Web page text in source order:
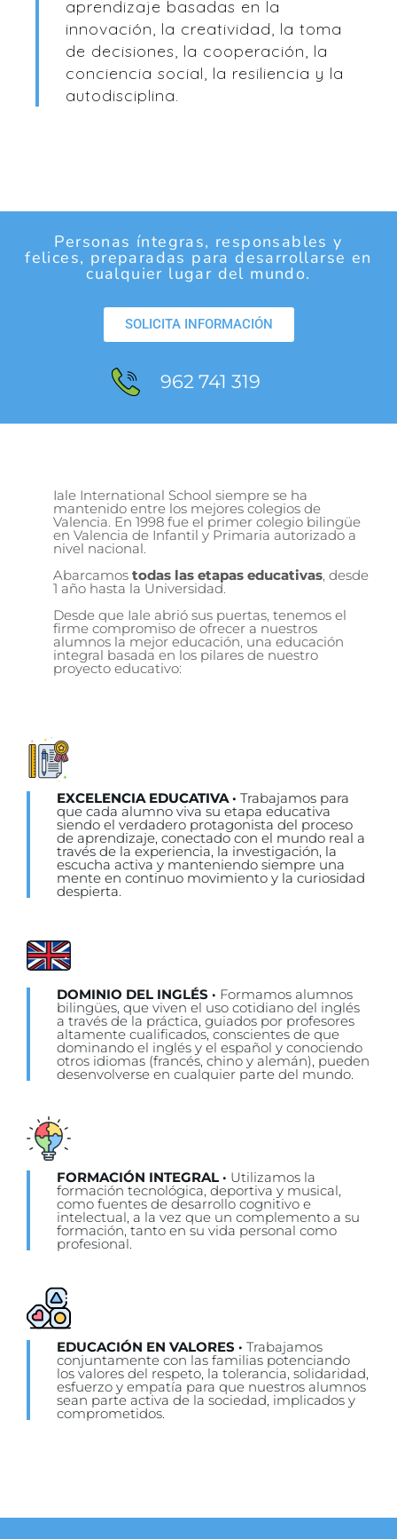
aprendizaje basadas en la
innovación, la creatividad, la toma
de decisiones, la cooperación, la
conciencia social, la resiliencia y la
autodisciplina.
Personas íntegras, responsables y
felices, preparadas para desarrollarse en
cualquier lugar del mundo.
SOLICITA INFORMACIÓN
962 741 319
Iale International School siempre se ha
mantenido entre los mejores colegios de
Valencia. En 1998 fue el primer colegio bilingüe
en Valencia de Infantil y Primaria autorizado a
nivel nacional.
Abarcamos todas las etapas educativas, desde
1 año hasta la Universidad.
Desde que Iale abrió sus puertas, tenemos el
firme compromiso de ofrecer a nuestros
alumnos la mejor educación, una educación
integral basada en los pilares de nuestro
proyecto educativo:
EXCELENCIA EDUCATIVA · Trabajamos para
que cada alumno viva su etapa educativa
siendo el verdadero protagonista del proceso
de aprendizaje, conectado con el mundo real a
través de la experiencia, la investigación, la
escucha activa y manteniendo siempre una
mente en continuo movimiento y la curiosidad
despierta.
DOMINIO DEL INGLÉS · Formamos alumnos
bilingües, que viven el uso cotidiano del inglés
a través de la práctica, guiados por profesores
altamente cualificados, conscientes de que
dominando el inglés y el español y conociendo
otros idiomas (francés, chino y alemán), pueden
desenvolverse en cualquier parte del mundo.
FORMACIÓN INTEGRAL · Utilizamos la
formación tecnológica, deportiva y musical,
como fuentes de desarrollo cognitivo e
intelectual, a la vez que un complemento a su
formación, tanto en su vida personal como
profesional.
EDUCACIÓN EN VALORES · Trabajamos
conjuntamente con las familias potenciando
los valores del respeto, la tolerancia, solidaridad,
esfuerzo y empatía para que nuestros alumnos
sean parte activa de la sociedad, implicados y
comprometidos.